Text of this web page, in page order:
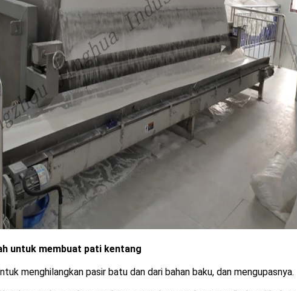
untuk membuat pati kentang
menghilangkan pasir batu dan dari bahan baku, dan mengupasnya.